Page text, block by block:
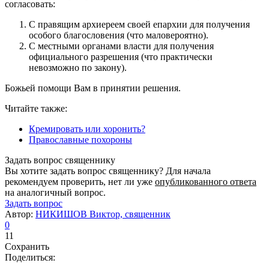
согласовать:
С правящим архиереем своей епархии для получения
особого благословения (что маловероятно).
С местными органами власти для получения
официального разрешения (что практически
невозможно по закону).
Божьей помощи Вам в принятии решения.
Читайте также:
Кремировать или хоронить?
Православные похороны
Задать вопрос священнику
Вы хотите задать вопрос священнику? Для начала
рекомендуем проверить, нет ли уже опубликованного ответа
на аналогичный вопрос.
Задать вопрос
Автор: НИКИШОВ Виктор, священник
0
11
Сохранить
Поделиться: